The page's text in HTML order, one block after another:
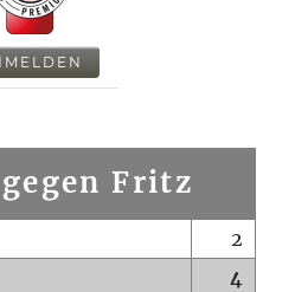
Fritz
2
4